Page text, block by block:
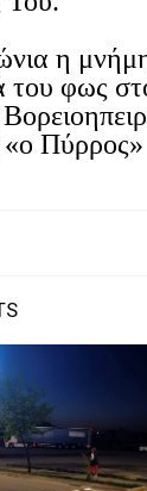
η
του φως
Πύρρος»